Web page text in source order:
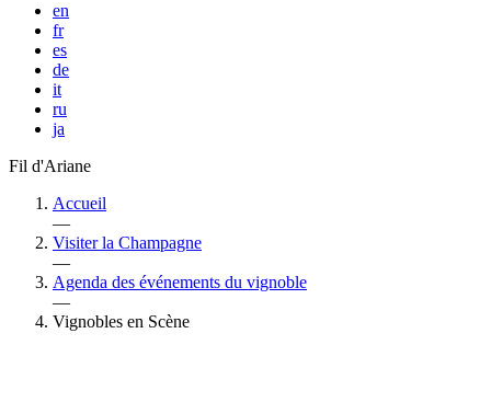
en
fr
es
de
it
ru
ja
Fil d'Ariane
Accueil
—
Visiter la Champagne
—
Agenda des événements du vignoble
—
Vignobles en Scène